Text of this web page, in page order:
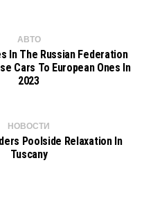
АВТО
In The Russian Federation
Cars To European Ones In
2023
НОВОСТИ
Poolside Relaxation In
Tuscany